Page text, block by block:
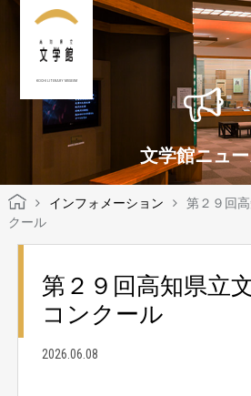
KOCHI LITERARY MUSEUM
文学館ニュ
インフォメーション
第２９回
クール
第２９回高知県立
コンクール
2026.06.08